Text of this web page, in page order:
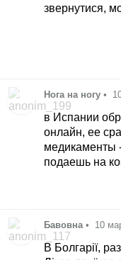
звернутися,
Нога на ногу •
в Испании
онлайн, ее
медикаменты
подаешь на
Бавовна • 10
В Болгарії,